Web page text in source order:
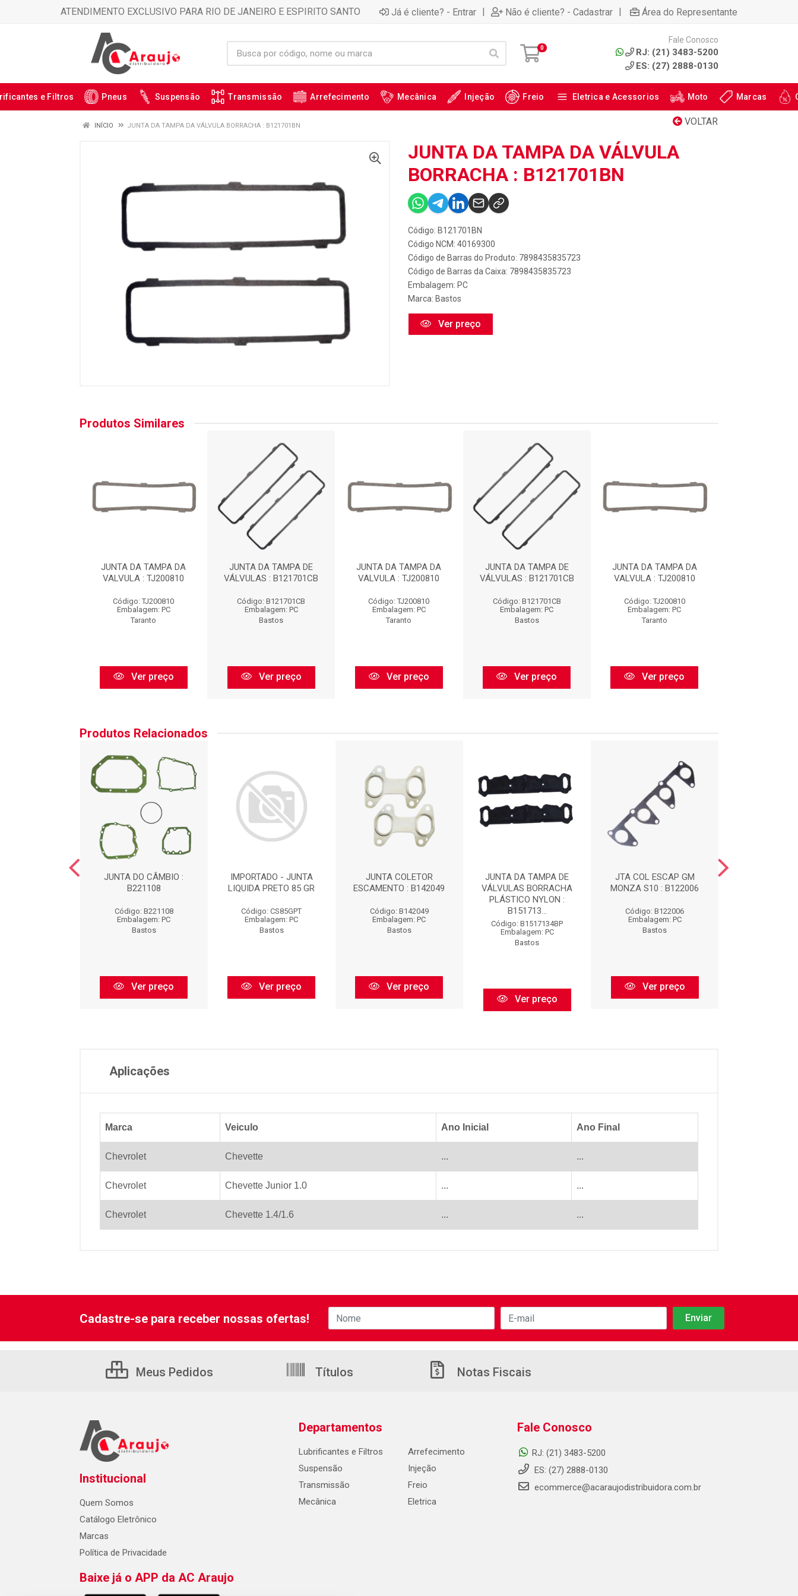
ATENDIMENTO EXCLUSIVO PARA RIO DE JANEIRO E ESPIRITO SANTO Já é cliente? - Entrar | Não é cliente? - Cadastrar | Área do Representante
0
Fale Conosco
RJ: (21) 3483-5200
ES: (27) 2888-0130
e Filtros Pneus Suspensão Transmissão Arrefecimento Mecânica Injeção Freio Eletrica e Acessorios Moto Marcas
VOLTAR
INÍCIO JUNTA DA TAMPA DA VÁLVULA BORRACHA : B121701BN
JUNTA DA TAMPA DA VÁLVULA
BORRACHA : B121701BN
Código: B121701BN
Código NCM: 40169300
Código de Barras do Produto: 7898435835723
Código de Barras da Caixa: 7898435835723
Embalagem: PC
Marca: Bastos
Ver preço
Produtos Similares
JUNTA DA TAMPA DA
VALVULA : TJ200810
Código: TJ200810
Embalagem: PC
Taranto
Ver preço
JUNTA DA TAMPA DE
VÁLVULAS : B121701CB
Código: B121701CB
Embalagem: PC
Bastos
Ver preço
JUNTA DA TAMPA DA
VALVULA : TJ200810
Código: TJ200810
Embalagem: PC
Taranto
Ver preço
JUNTA DA TAMPA DE
VÁLVULAS : B121701CB
Código: B121701CB
Embalagem: PC
Bastos
Ver preço
JUNTA DA TAMPA DA
VALVULA : TJ200810
Código: TJ200810
Embalagem: PC
Taranto
Ver preço
Produtos Relacionados
JUNTA DO CÂMBIO :
B221108
Código: B221108
Embalagem: PC
Bastos
Ver preço
IMPORTADO - JUNTA
LIQUIDA PRETO 85 GR
Código: CS85GPT
Embalagem: PC
Bastos
Ver preço
JUNTA COLETOR
ESCAMENTO : B142049
Código: B142049
Embalagem: PC
Bastos
Ver preço
JUNTA DA TAMPA DE
VÁLVULAS BORRACHA
PLÁSTICO NYLON :
B151713...
Código: B1517134BP
Embalagem: PC
Bastos
Ver preço
JTA COL ESCAP GM
MONZA S10 : B122006
Código: B122006
Embalagem: PC
Bastos
Ver preço
Aplicações
Marca Veiculo Ano Inicial Ano Final
Chevrolet Chevette ... ...
Chevrolet Chevette Junior 1.0 ... ...
Chevrolet Chevette 1.4/1.6 ... ...
Cadastre-se para receber nossas ofertas!
Meus Pedidos Títulos Notas Fiscais
Institucional
Quem Somos
Catálogo Eletrônico
Marcas
Política de Privacidade
Baixe já o APP da AC Araujo
Departamentos
Lubrificantes e Filtros
Suspensão
Transmissão
Mecânica
Arrefecimento
Injeção
Freio
Eletrica
Fale Conosco
RJ: (21) 3483-5200
ES: (27) 2888-0130
ecommerce@acaraujodistribuidora.com.br